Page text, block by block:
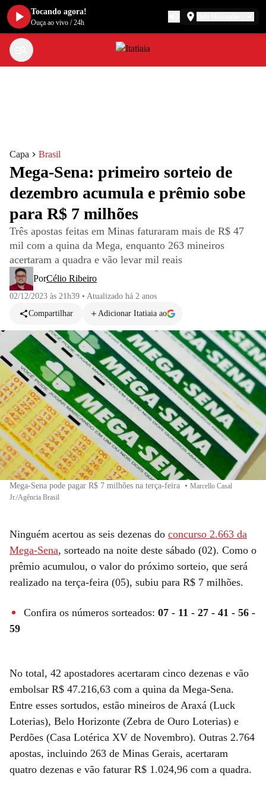
Capa Brasil
Mega-Sena: primeiro sorteio de
dezembro acumula e prêmio sobe
para R$ 7 milhões
Três apostas feitas em Minas faturaram mais de R$ 47
mil com a quina da Mega, enquanto 263 mineiros
acertaram a quadra e vão levar mil reais
PorCélio Ribeiro
02/12/2023 às 21h39 • Atualizado há 2 anos
Compartilhar
Adicionar Itatiaia ao
Mega-Sena pode pagar R$ 7 milhões na terça-feira • Marcello Casal
Jr./Agência Brasil
Ninguém acertou as seis dezenas do concurso 2.663 da
Mega-Sena, sorteado na noite deste sábado (02). Como o
prêmio acumulou, o valor do próximo sorteio, que será
realizado na terça-feira (05), subiu para R$ 7 milhões.
Confira os números sorteados: 07 - 11 - 27 - 41 - 56 -
59
No total, 42 apostadores acertaram cinco dezenas e vão
embolsar R$ 47.216,63 com a quina da Mega-Sena.
Entre esses sortudos, estão mineiros de Araxá (Luck
Loterias), Belo Horizonte (Zebra de Ouro Loterias) e
Perdões (Casa Lotérica XV de Novembro). Outras 2.764
apostas, incluindo 263 de Minas Gerais, acertaram
quatro dezenas e vão faturar R$ 1.024,96 com a quadra.
Tocando agora!
Ouça ao vivo /24h